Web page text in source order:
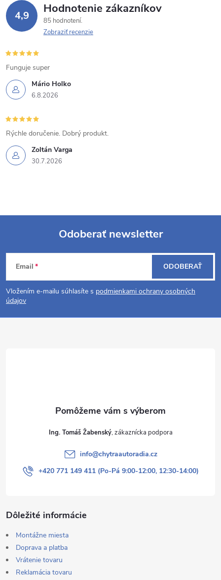
4,9 Hodnotenie zákazníkov
85 hodnotení
Zobraziť recenzie
Mário Holko
6.8.2026
Funguje super
Zoltán Varga
30.7.2026
Rýchle doručenie. Dobrý produkt.
Z
á
p
Odoberať newsletter
Email
Vložením e-mailu súhlasíte s podmienkami ochrany osobných
údajov
ODOBERAŤ
Ing. Tomáš Žabenský
info@chytraautoradia.cz
+420 771 149 411 (Po-Pá 9:00-12:00, 12:30-14:00)
Dôležité informácie
Montážne miesta
Doprava a platba
Vrátenie tovaru
Reklamácia tovaru